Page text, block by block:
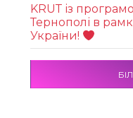
KRUТ із
Тернополі в
України!